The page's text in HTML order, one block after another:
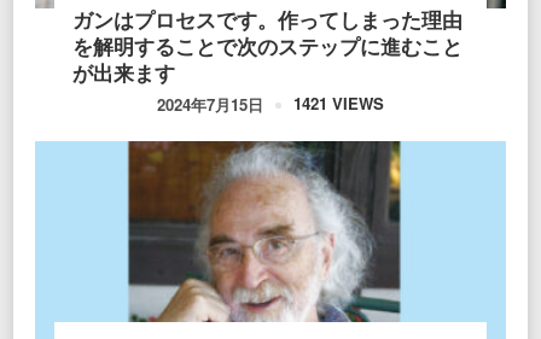
ガンはプロセスです。作ってしまった理由
を解明することで次のステップに進むこと
が出来ます
2024年7月15日 1421 VIEWS